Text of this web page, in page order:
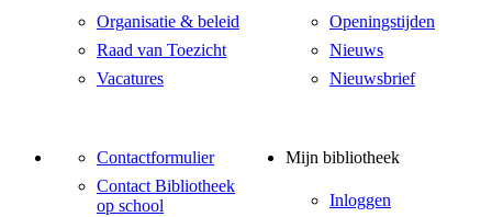
Organisatie & beleid
Raad van Toezicht
Vacatures
Openingstijden
Nieuws
Nieuwsbrief
Contactformulier
Contact Bibliotheek
op school
Mijn bibliotheek
Inloggen